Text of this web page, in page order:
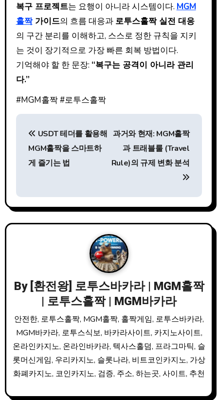
복구 프로젝트는 요행이 아니라 시스템이다. MGM
홀짝가이드의 흐름 대응과 로투스홀짝 실전 대응
의 구간 분리를 이해하고, 스스로 정한 규칙을 지키
는 것이 장기적으로 가장 빠른 회복 방법이다.
기억해야 할 한 문장: “복구는 공격이 아니라 관리
다.”
#MGM홀짝 #로투스홀짝
글
탐
색
USDT 테더를 활용해
MGM홀짝을 스마트하
게 즐기는 법
과거와 현재: MGM홀짝
과 트래블룰 (Travel
Rule)의 규제 변화 분석
By [환전왕] 로투스바카라 | MGM홀짝
| 로투스홀짝 | MGM바카라
안전한, 로투스홀짝, MGM홀짝, 홀짝게임, 로투스바카라,
MGM바카라, 로투스식보, 바카라사이트, 카지노사이트,
온라인카지노, 온라인바카라, 텍사스홀덤, 프라그마틱, 슬
롯머신게임, 우리카지노, 슬롯나라, 비트코인카지노, 가상
화폐카지노, 코인카지노, 검증, 주소, 하는곳, 사이트, 추천